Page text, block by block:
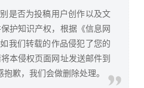
是否为投稿用户创作以及文
护知识产权，根据《信息网
我们转载的作品侵犯了您的
本侵权页面网址发送邮件到
歉，我们会做删除处理。